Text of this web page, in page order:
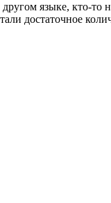
языке, кто-то
достаточное